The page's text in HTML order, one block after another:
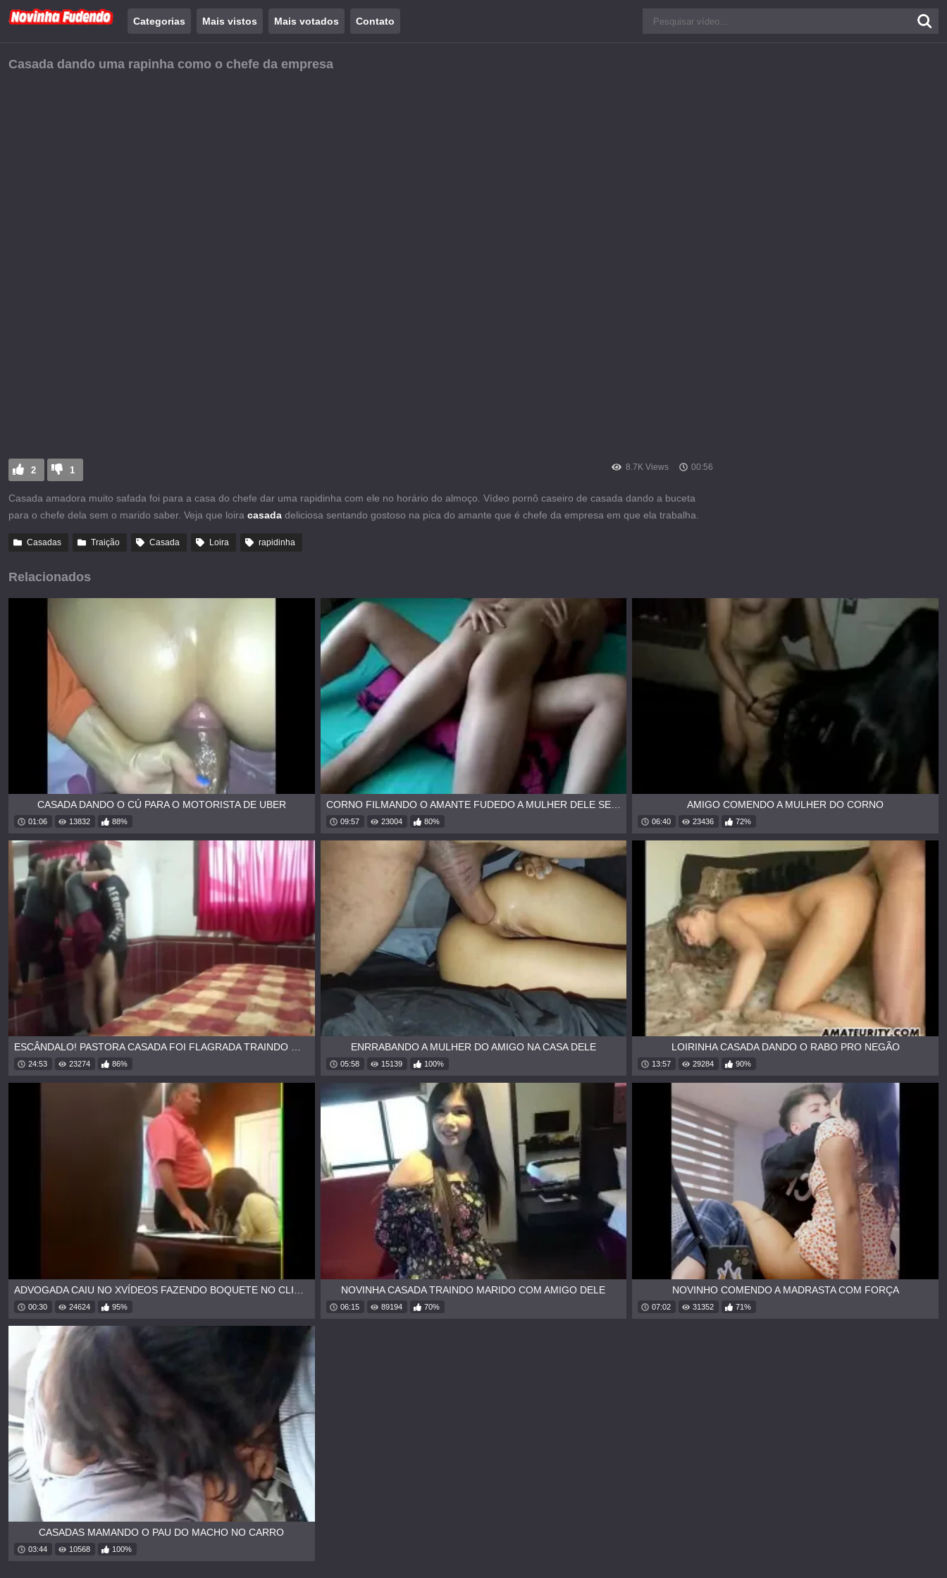
Categorias Mais vistos Mais votados Contato
Casada dando uma rapinha como o chefe da empresa
2 1 8.7K Views 00:56
Casada amadora muito safada foi para a casa do chefe dar uma rapidinha com ele no horário do almoço. Vídeo pornô caseiro de casada dando a buceta
para o chefe dela sem o marido saber. Veja que loira casada deliciosa sentando gostoso na pica do amante que é chefe da empresa em que ela trabalha.
Casadas Traição Casada Loira rapidinha
Relacionados
CASADA DANDO O CÚ PARA O MOTORISTA DE UBER
01:06 13832 88%
CORNO FILMANDO O AMANTE FUDEDO A MULHER DELE SEM CAMISINHA
09:57 23004 80%
AMIGO COMENDO A MULHER DO CORNO
06:40 23436 72%
ESCÂNDALO! PASTORA CASADA FOI FLAGRADA TRAINDO MARIDO
24:53 23274 86%
ENRRABANDO A MULHER DO AMIGO NA CASA DELE
05:58 15139 100%
LOIRINHA CASADA DANDO O RABO PRO NEGÃO
13:57 29284 90%
00:30 24624 95%
NOVINHA CASADA TRAINDO MARIDO COM AMIGO DELE
06:15 89194 70%
NOVINHO COMENDO A MADRASTA COM FORÇA
07:02 31352 71%
CASADAS MAMANDO O PAU DO MACHO NO CARRO
03:44 10568 100%